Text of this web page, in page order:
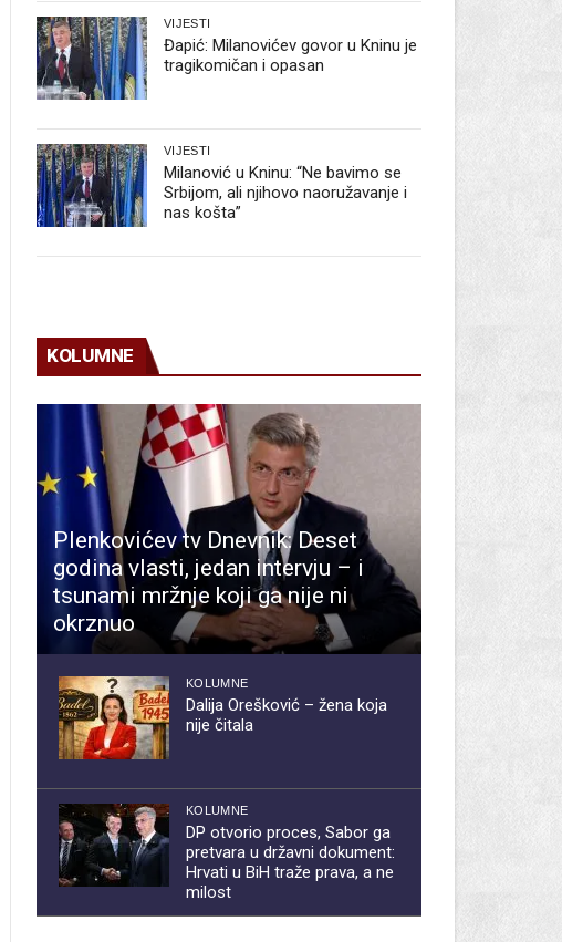
VIJESTI
Đapić: Milanovićev govor u Kninu je
tragikomičan i opasan
VIJESTI
Milanović u Kninu: “Ne bavimo se
Srbijom, ali njihovo naoružavanje i
nas košta”
KOLUMNE
Plenkovićev tv Dnevnik: Deset
godina vlasti, jedan intervju – i
tsunami mržnje koji ga nije ni
okrznuo
KOLUMNE
Dalija Orešković – žena koja
nije čitala
KOLUMNE
DP otvorio proces, Sabor ga
pretvara u državni dokument:
Hrvati u BiH traže prava, a ne
milost